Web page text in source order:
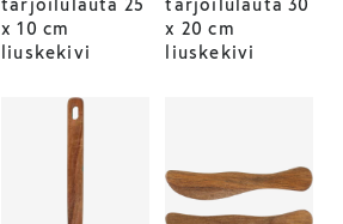
tarjoilulauta 25
x 10 cm
liuskekivi
tarjoilulauta 30
x 20 cm
liuskekivi